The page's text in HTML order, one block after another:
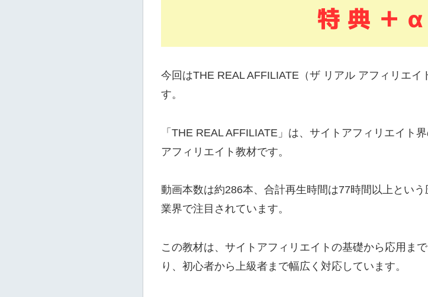
今回はTHE REAL AFFILIATE（ザ リアル アフィリエ
す。
「THE REAL AFFILIATE」は、サイトアフィリエイト
アフィリエイト教材です。
動画本数は約286本、合計再生時間は77時間以上とい
業界で注目されています。
この教材は、サイトアフィリエイトの基礎から応用ま
り、初心者から上級者まで幅広く対応しています。